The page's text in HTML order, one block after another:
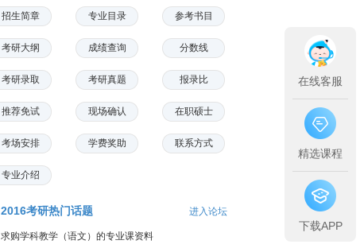
招生简章 专业目录 参考书目
考研大纲 成绩查询 分数线
考研录取 考研真题 报录比
推荐免试 现场确认 在职硕士
考场安排 学费奖助 联系方式
专业介绍
2016考研热门话题 进入论坛
求购学科教学（语文）的专业课资料
在线客服
精选课程
下载APP